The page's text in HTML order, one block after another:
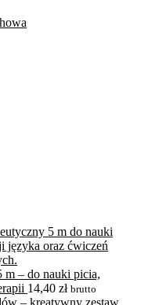
– do nauki picia,
14,40 zł brutto